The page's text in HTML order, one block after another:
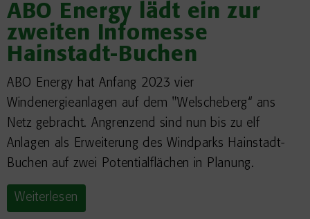
ABO Energy lädt ein zur
zweiten Infomesse
Hainstadt-Buchen
ABO Energy hat Anfang 2023 vier
Windenergieanlagen auf dem "Welscheberg“ ans
Netz gebracht. Angrenzend sind nun bis zu elf
Anlagen als Erweiterung des Windparks Hainstadt-
Buchen auf zwei Potentialflächen in Planung.
Weiterlesen